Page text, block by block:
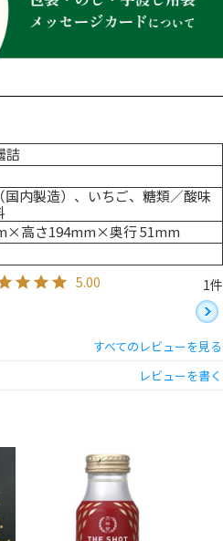
詰
国内製造）、いちご、糖類／酸味
高さ194mm×奥行 51mm
5.00 1
すべてのレビューを見る
レビューを書く